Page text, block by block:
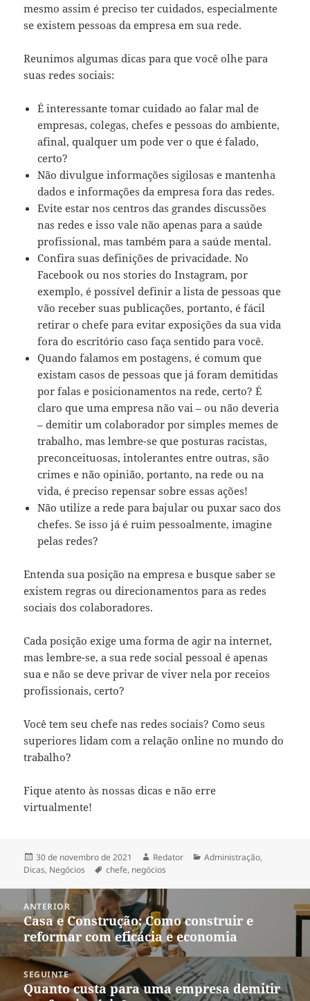
mesmo assim é preciso ter cuidados, especialmente
se existem pessoas da empresa em sua rede.
Reunimos algumas dicas para que você olhe para
suas redes sociais:
É interessante tomar cuidado ao falar mal de
empresas, colegas, chefes e pessoas do ambiente,
afinal, qualquer um pode ver o que é falado,
certo?
Não divulgue informações sigilosas e mantenha
dados e informações da empresa fora das redes.
Evite estar nos centros das grandes discussões
nas redes e isso vale não apenas para a saúde
profissional, mas também para a saúde mental.
Confira suas definições de privacidade. No
Facebook ou nos stories do Instagram, por
exemplo, é possível definir a lista de pessoas que
vão receber suas publicações, portanto, é fácil
retirar o chefe para evitar exposições da sua vida
fora do escritório caso faça sentido para você.
Quando falamos em postagens, é comum que
existam casos de pessoas que já foram demitidas
por falas e posicionamentos na rede, certo? É
claro que uma empresa não vai – ou não deveria
– demitir um colaborador por simples memes de
trabalho, mas lembre-se que posturas racistas,
preconceituosas, intolerantes entre outras, são
crimes e não opinião, portanto, na rede ou na
vida, é preciso repensar sobre essas ações!
Não utilize a rede para bajular ou puxar saco dos
chefes. Se isso já é ruim pessoalmente, imagine
pelas redes?
Entenda sua posição na empresa e busque saber se
existem regras ou direcionamentos para as redes
sociais dos colaboradores.
Cada posição exige uma forma de agir na internet,
mas lembre-se, a sua rede social pessoal é apenas
sua e não se deve privar de viver nela por receios
profissionais, certo?
Você tem seu chefe nas redes sociais? Como seus
superiores lidam com a relação online no mundo do
trabalho?
Fique atento às nossas dicas e não erre
virtualmente!
Publicado
em
30 de novembro de 2021 Autor
Redator Categorias
Administração,
Dicas, Negócios Tags
chefe, negócios
Navegação
Post
ANTERIOR
Post
anterior:
Casa e Construção: Como construir e
reformar com eficácia e economia
SEGUINTE
Próximo
Quanto custa para uma empresa demitir